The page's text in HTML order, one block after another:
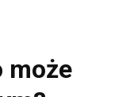
może